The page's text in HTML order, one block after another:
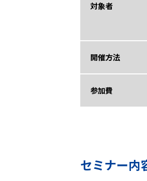
対象者
開催方法
参加費
セミナー内